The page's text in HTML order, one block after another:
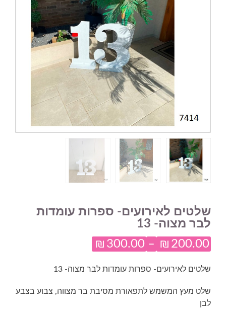
שלטים לאירועים- ספרות עומדות
לבר מצוה- 13
₪ 200.00
–
₪ 300.00
שלטים לאירועים- ספרות עומדות לבר מצוה- 13
שלט מעץ המשמש לתפאורת מסיבת בר מצווה, צבוע בצבע
לבן